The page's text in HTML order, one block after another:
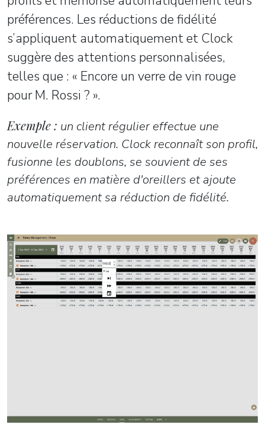
préférences. Les réductions de fidélité
s’appliquent automatiquement et Clock
suggère des attentions personnalisées,
telles que : « Encore un verre de vin rouge
pour M. Rossi ? ».
Exemple : un client régulier effectue une
nouvelle réservation. Clock reconnaît son profil,
fusionne les doublons, se souvient de ses
préférences en matière d'oreillers et ajoute
automatiquement sa réduction de fidélité.